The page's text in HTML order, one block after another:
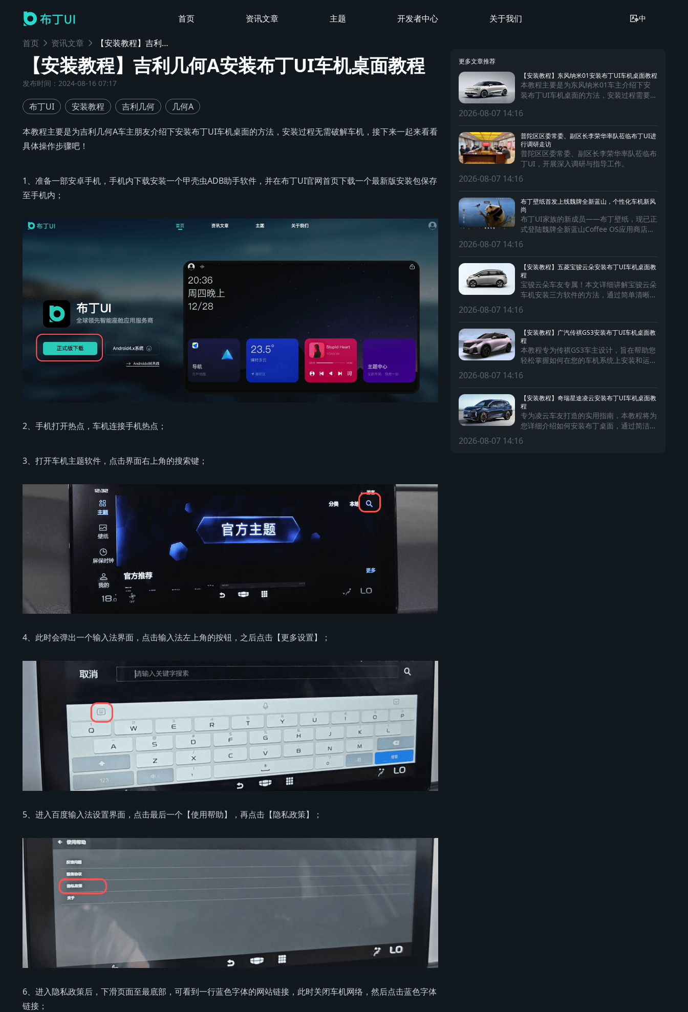
首页 资讯文章 主题 开发者中心 关于我们 中
首页 资讯文章 【安装教程】吉利几何A安装布丁UI车机桌面教程
【安装教程】吉利几何A安装布丁UI车机桌面教程
发布时间 ： 2024-08-16 07:17
布丁UI 安装教程 吉利几何 几何A
本教程主要是为吉利几何A车主朋友介绍下安装布丁UI车机桌面的方法，安装过程无需破解车机，接下来一起来看看
具体操作步骤吧！
1、准备一部安卓手机，手机内下载安装一个甲壳虫ADB助手软件，并在布丁UI官网首页下载一个最新版安装包保存
至手机内；
2、手机打开热点，车机连接手机热点；
3、打开车机主题软件，点击界面右上角的搜索键；
4、此时会弹出一个输入法界面，点击输入法左上角的按钮，之后点击【更多设置】；
5、进入百度输入法设置界面，点击最后一个【使用帮助】，再点击【隐私政策】；
6、进入隐私政策后，下滑页面至最底部，可看到一行蓝色字体的网站链接，此时关闭车机网络，然后点击蓝色字体
链接；
更多文章推荐
【安装教程】东风纳米01安装布丁UI车机桌面教程
本教程主要是为东风纳米01车主介绍下安
装布丁UI车机桌面的方法，安装过程需要使
2026-08-07 14:16
普陀区区委常委、副区长李荣华率队莅临布丁UI进
行调研走访
普陀区区委常委、副区长李荣华率队莅临布
丁UI，开展深入调研与指导工作。
2026-08-07 14:16
布丁壁纸首发上线魏牌全新蓝山，个性化车机新风
尚
布丁UI家族的新成员——布丁壁纸，现已正
式登陆魏牌全新蓝山Coffee OS应用商店，
为蓝山车主带来前所未有的个性化出行体
验！
2026-08-07 14:16
【安装教程】五菱宝骏云朵安装布丁UI车机桌面教
程
宝骏云朵车友专属！本文详细讲解宝骏云朵
车机安装三方软件的方法，通过简单清晰的
步骤，助您轻松为车机安装软件，拓展车机
系统功能，提升驾驶体验。
2026-08-07 14:16
【安装教程】广汽传祺GS3安装布丁UI车机桌面教
程
本教程专为传祺GS3车主设计，旨在帮助您
轻松掌握如何在您的车机系统上安装和运行
第三方软件。通过简单易懂的步骤，确保每
位车主都能安全、快捷地扩展车机功能，享
受更加丰富的智能驾驶体验。
2026-08-07 14:16
【安装教程】奇瑞星途凌云安装布丁UI车机桌面教
程
专为凌云车友打造的实用指南，本教程将为
您详细介绍如何安装布丁桌面，通过简洁明
了的步骤，助您实现车机系统的个性化定
制，让您的每一次出行都充满乐趣和便捷。
2026-08-07 14:16